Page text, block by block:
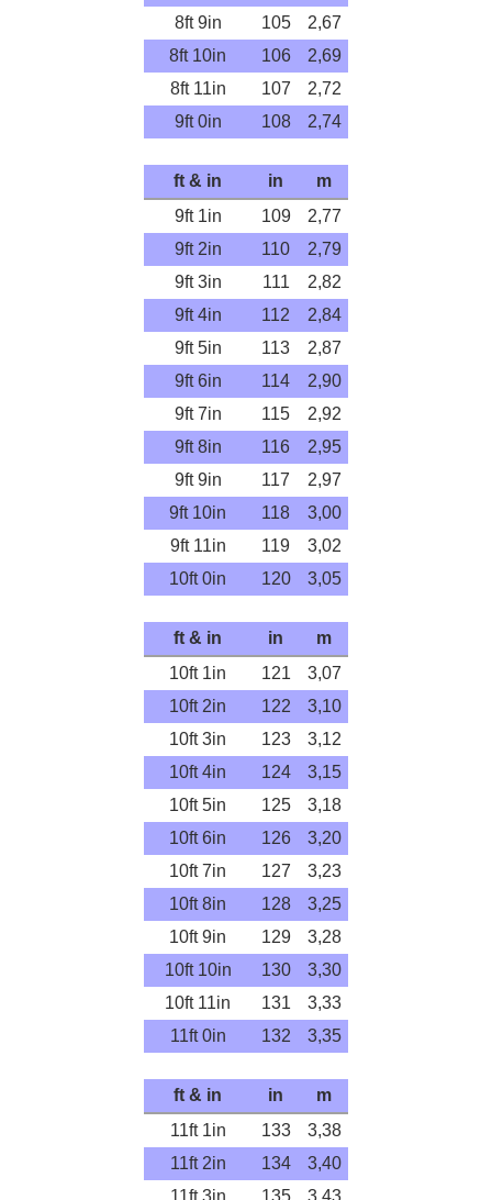
8ft 9in
105
2,67
8ft 10in
106
2,69
8ft 11in
107
2,72
9ft 0in
108 2,74
ft & in in
m
9ft 1in
109
2,77
9ft 2in
110
2,79
9ft 3in
111
2,82
9ft 4in
112
2,84
9ft 5in
113
2,87
9ft 6in
114
2,90
9ft 7in
115
2,92
9ft 8in
116
2,95
9ft 9in
117
2,97
9ft 10in
118
3,00
9ft 11in
119
3,02
10ft 0in
120 3,05
ft & in in
m
10ft 1in
121
3,07
10ft 2in
122
3,10
10ft 3in
123
3,12
10ft 4in
124
3,15
10ft 5in
125
3,18
10ft 6in
126
3,20
10ft 7in
127
3,23
10ft 8in
128
3,25
10ft 9in
129
3,28
10ft 10in
130
3,30
10ft 11in
131
3,33
11ft 0in
132 3,35
ft & in in
m
11ft 1in
133
3,38
11ft 2in
134
3,40
11ft 3in
135 3,43